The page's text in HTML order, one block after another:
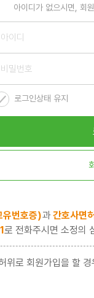
아이디가 없으시면, 회
로그인상태 유지
유번호증)과간호사면
로 전화주시면 소정의
위로 회원가입을 할 경